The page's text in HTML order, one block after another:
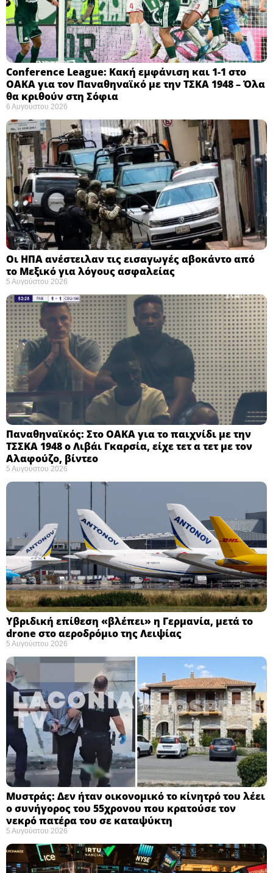
Conference League: Κακή εμφάνιση και 1-1 στο
ΟΑΚΑ για τον Παναθηναϊκό με την ΤΣΚΑ 1948 – Όλα
θα κριθούν στη Σόφια ​
6 Αυγούστου 2026
Οι ΗΠΑ ανέστειλαν τις εισαγωγές αβοκάντο από
το Μεξικό για λόγους ασφαλείας
5 Αυγούστου 2026
Παναθηναϊκός: Στο ΟΑΚΑ για το παιχνίδι με την
ΤΣΣΚΑ 1948 ο Λιβάι Γκαρσία, είχε τετ α τετ με τον
Αλαφούζο, βίντεο
5 Αυγούστου 2026
Υβριδική επίθεση «βλέπει» η Γερμανία, μετά το
drone στο αεροδρόμιο της Λειψίας
5 Αυγούστου 2026
Μυστράς: Δεν ήταν οικονομικό το κίνητρό του λέει
ο συνήγορος του 55χρονου που κρατούσε τον
νεκρό πατέρα του σε καταψύκτη
5 Αυγούστου 2026